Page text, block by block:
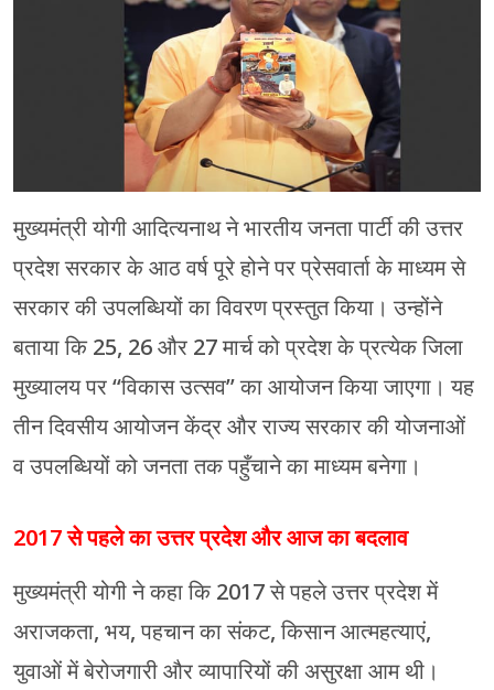
मुख्यमंत्री योगी आदित्यनाथ ने भारतीय जनता पार्टी की उत्तर
प्रदेश सरकार के आठ वर्ष पूरे होने पर प्रेसवार्ता के माध्यम से
सरकार की उपलब्धियों का विवरण प्रस्तुत किया। उन्होंने
बताया कि 25, 26 और 27 मार्च को प्रदेश के प्रत्येक जिला
मुख्यालय पर “विकास उत्सव” का आयोजन किया जाएगा। यह
तीन दिवसीय आयोजन केंद्र और राज्य सरकार की योजनाओं
व उपलब्धियों को जनता तक पहुँचाने का माध्यम बनेगा।
2017 से पहले का उत्तर प्रदेश और आज का बदलाव
मुख्यमंत्री योगी ने कहा कि 2017 से पहले उत्तर प्रदेश में
अराजकता, भय, पहचान का संकट, किसान आत्महत्याएं,
युवाओं में बेरोजगारी और व्यापारियों की असुरक्षा आम थी।
रामपुर